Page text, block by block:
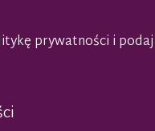
prywatności i